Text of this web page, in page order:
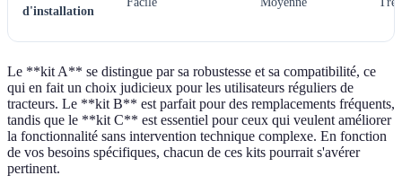
d'installation
Le **kit A** se distingue par sa robustesse et sa compatibilité, ce
qui en fait un choix judicieux pour les utilisateurs réguliers de
tracteurs. Le **kit B** est parfait pour des remplacements fréquents,
tandis que le **kit C** est essentiel pour ceux qui veulent améliorer
la fonctionnalité sans intervention technique complexe. En fonction
de vos besoins spécifiques, chacun de ces kits pourrait s'avérer
pertinent.